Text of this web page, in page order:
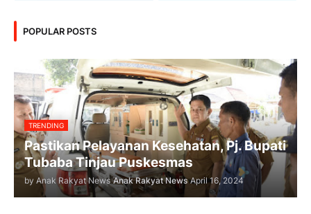
POPULAR POSTS
TRENDING
Pastikan Pelayanan Kesehatan, Pj. Bupati
Tubaba Tinjau Puskesmas
by Anak Rakyat News Anak Rakyat News April 16, 2024